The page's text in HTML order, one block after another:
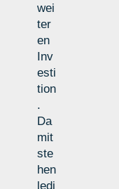
wei
ter
en
Inv
esti
tion
.
Da
mit
ste
hen
ledi